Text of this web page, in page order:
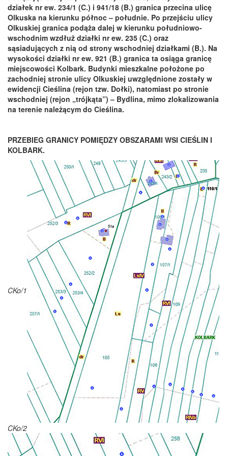
działek nr ew. 234/1 (C.) i 941/18 (B.) granica przecina ulicę
Olkuska na kierunku północ – południe. Po przejściu ulicy
Olkuskiej granica podąża dalej w kierunku południowo-
wschodnim wzdłuż działki nr ew. 235 (C.) oraz
sąsiadujących z nią od strony wschodniej działkami (B.). Na
wysokości działki nr ew. 921 (B.) granica ta osiąga granicę
miejscowości Kolbark. Budynki mieszkalne położone po
zachodniej stronie ulicy Olkuskiej uwzględnione zostały w
ewidencji Cieślina (rejon tzw. Dołki), natomiast po stronie
wschodniej (rejon „trójkąta”) – Bydlina, mimo zlokalizowania
na terenie należącym do Cieślina.
PRZEBIEG GRANICY POMIĘDZY OBSZARAMI WSI CIEŚLIN I
KOLBARK.
CKo/1
CKo/2